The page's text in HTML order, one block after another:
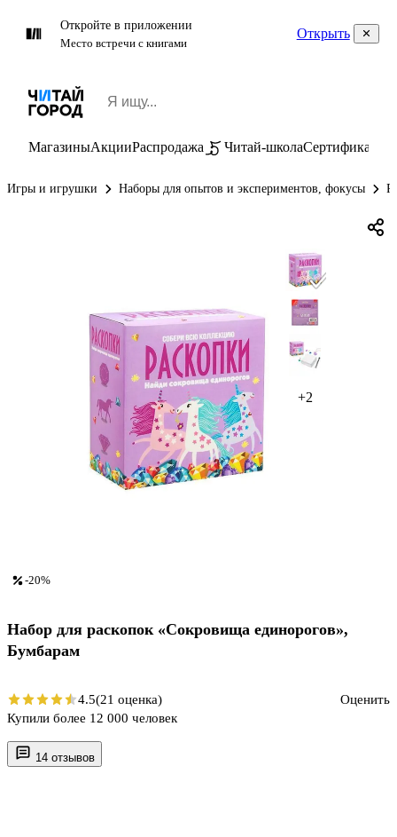
Откройте в приложении
Место встречи с книгами
Открыть
МагазиныАкцииРаспродажа Читай-школаСертификаты
Игры и игрушки Наборы для опытов и экспериментов, фокусы
+2
14 отзывов
-20%
Набор для раскопок «Сокровища единорогов»,
Бумбарам
4.5(21 оценка)
Оценить
Купили более 12 000 человек